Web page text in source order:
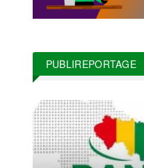
PUBLIREPORTAGE